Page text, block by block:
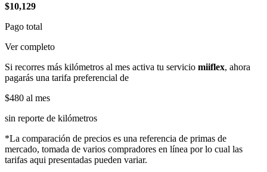
$10,129
Pago total
Ver completo
Si recorres más kilómetros al mes activa tu servicio miiflex, ahora
pagarás una tarifa preferencial de
$480 al mes
sin reporte de kilómetros
*La comparación de precios es una referencia de primas de
mercado, tomada de varios compradores en línea por lo cual las
tarifas aqui presentadas pueden variar.